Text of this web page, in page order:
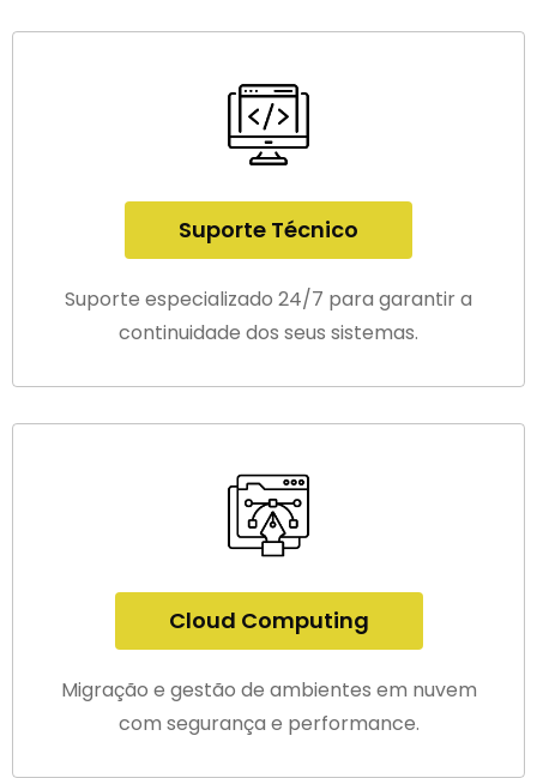
Suporte Técnico
Suporte especializado 24/7 para garantir a
continuidade dos seus sistemas.
Cloud Computing
Migração e gestão de ambientes em nuvem
com segurança e performance.